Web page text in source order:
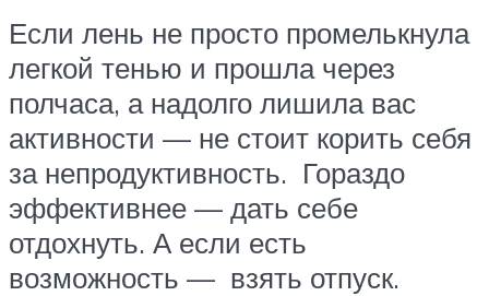
Если лень не просто промелькнула
легкой тенью и прошла через
полчаса, а надолго лишила вас
активности — не стоит корить себя
за непродуктивность. Гораздо
эффективнее — дать себе
отдохнуть. А если есть
возможность — взять отпуск.